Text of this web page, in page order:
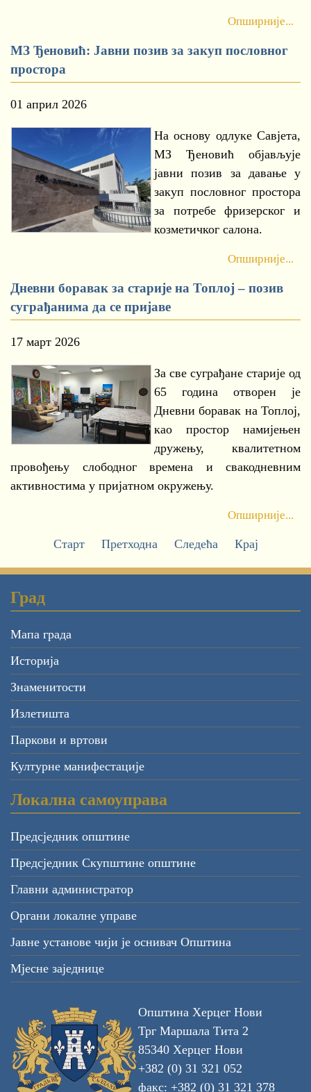
Опширније...
МЗ Ђеновић: Јавни позив за закуп пословног
простора
01 април 2026
На основу одлуке Савјета,
МЗ Ђеновић објављује
јавни позив за давање у
закуп пословног простора
за потребе фризерског и
козметичког салона.
Опширније...
Дневни боравак за старије на Топлој – позив
суграђанима да се пријаве
17 март 2026
За све суграђане старије од
65 година отворен је
Дневни боравак на Топлој,
као простор намијењен
дружењу, квалитетном
провођењу слободног времена и свакодневним
активностима у пријатном окружењу.
Опширније...
Старт Претходна Следећа Крај
Град
Мапа града
Историја
Знаменитости
Излетишта
Паркови и вртови
Културне манифестације
Локална самоуправа
Предсједник општине
Предсједник Скупштине општине
Главни администратор
Органи локалне управе
Јавне установе чији је оснивач Општина
Мјесне заједнице
Општина Херцег Нови
Трг Маршала Тита 2
85340 Херцег Нови
+382 (0) 31 321 052
факс: +382 (0) 31 321 378